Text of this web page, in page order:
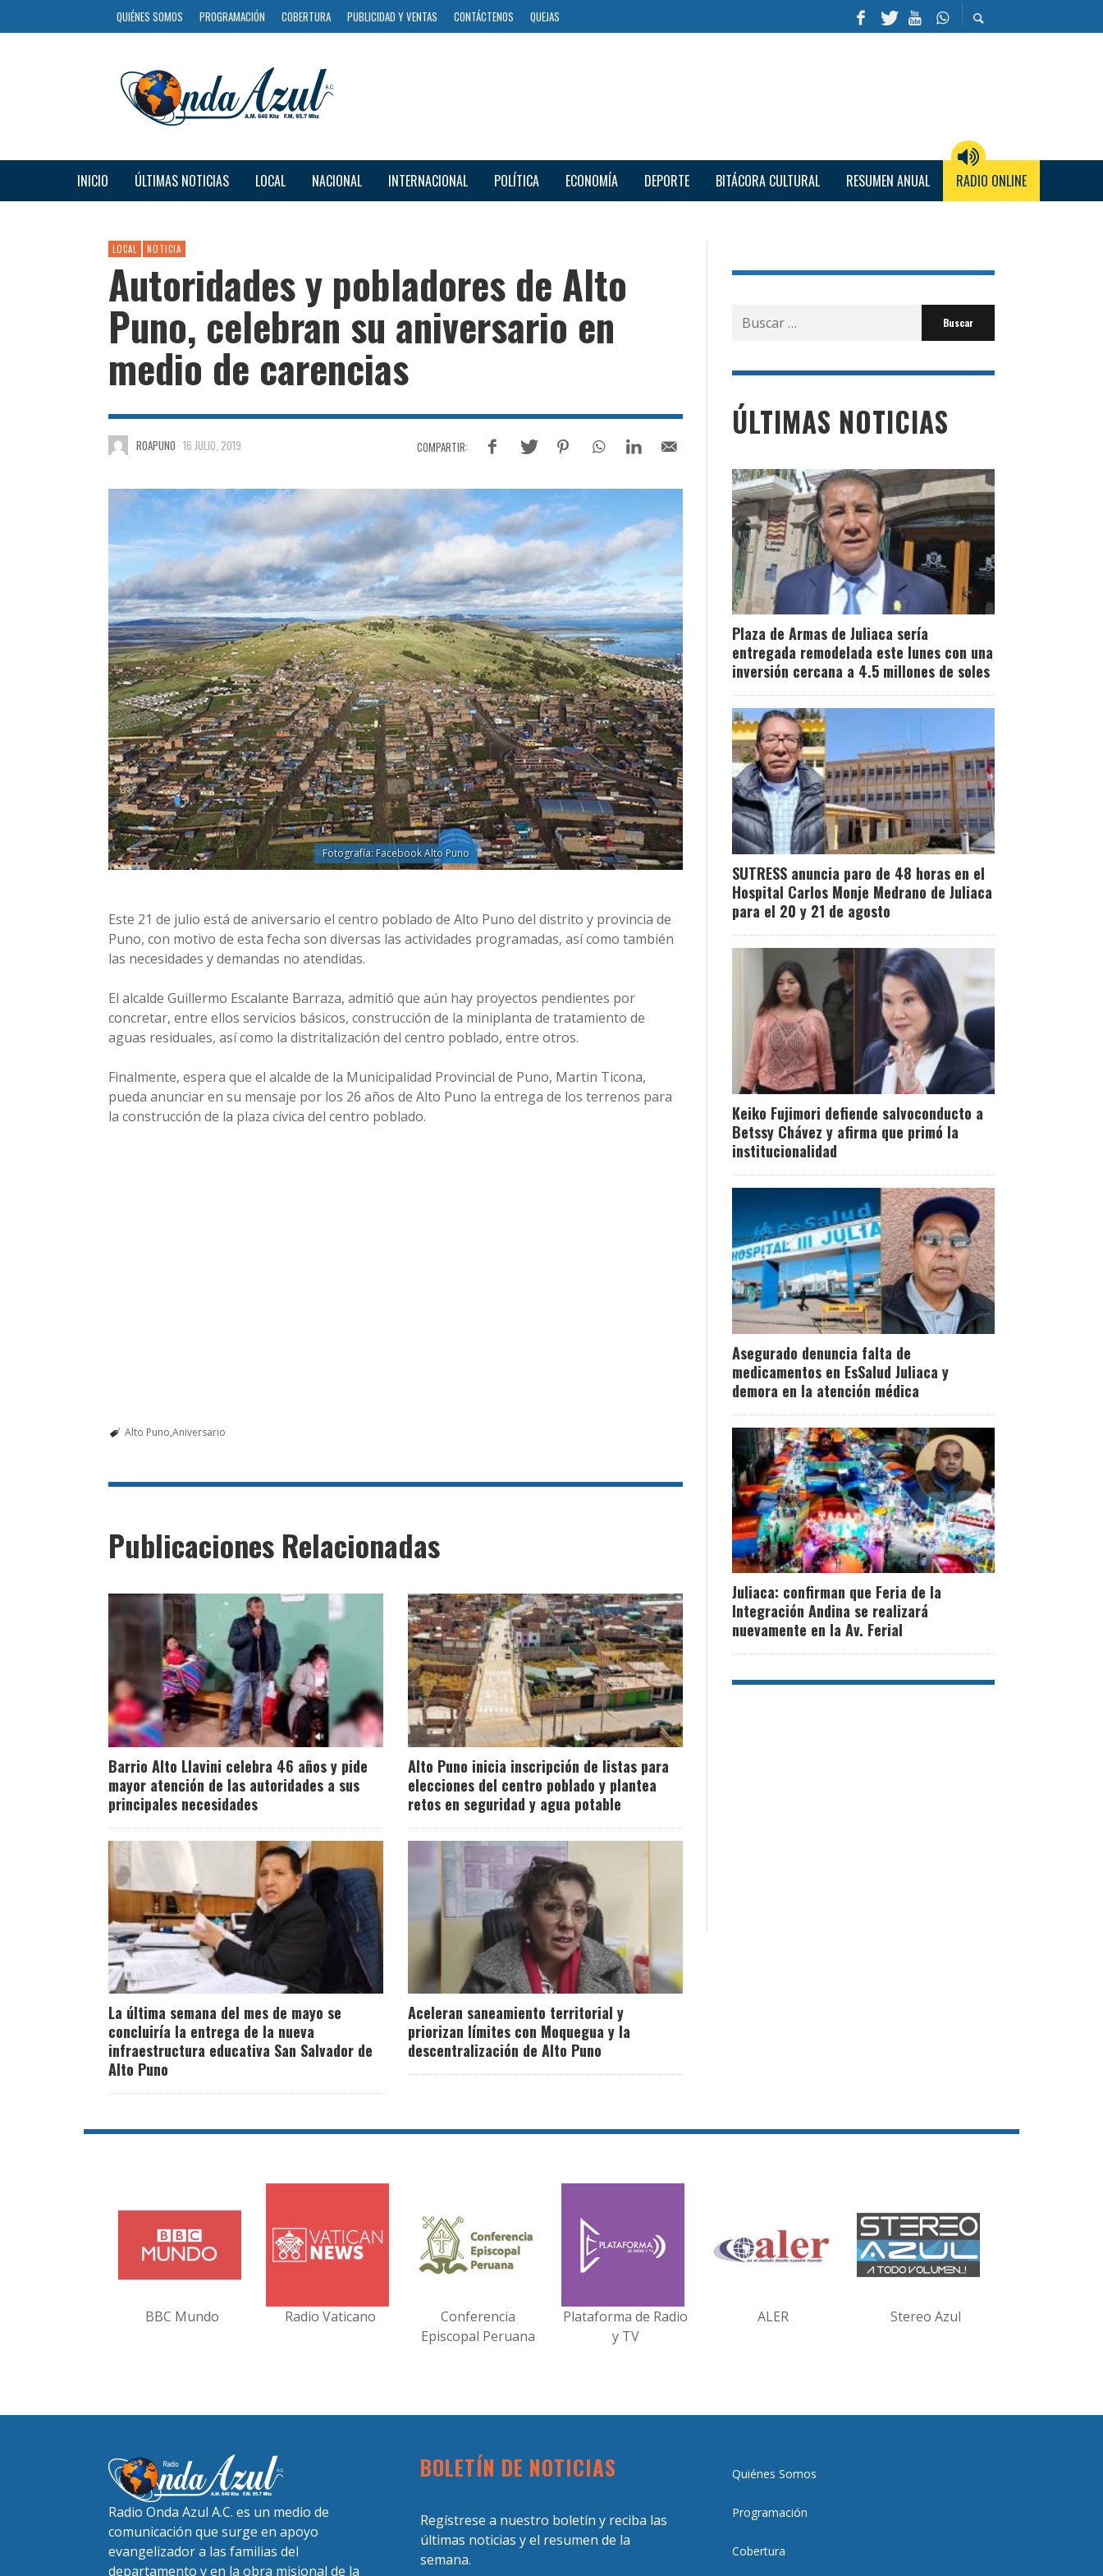
QUIÉNES SOMOS PROGRAMACIÓN COBERTURA PUBLICIDAD Y VENTAS CONTÁCTENOS QUEJAS
INICIO ÚLTIMAS NOTICIAS LOCAL NACIONAL INTERNACIONAL POLÍTICA ECONOMÍA DEPORTE BITÁCORA CULTURAL RESUMEN ANUAL RADIO ONLINE
LOCAL NOTICIA
Autoridades y pobladores de Alto
Puno, celebran su aniversario en
medio de carencias
ROAPUNO 16 JULIO, 2019
Fotografía: Facebook Alto Puno
Este 21 de julio está de aniversario el centro poblado de Alto Puno del distrito y provincia de
Puno, con motivo de esta fecha son diversas las actividades programadas, así como también
las necesidades y demandas no atendidas.
El alcalde Guillermo Escalante Barraza, admitió que aún hay proyectos pendientes por
concretar, entre ellos servicios básicos, construcción de la miniplanta de tratamiento de
aguas residuales, así como la distritalización del centro poblado, entre otros.
Finalmente, espera que el alcalde de la Municipalidad Provincial de Puno, Martin Ticona,
pueda anunciar en su mensaje por los 26 años de Alto Puno la entrega de los terrenos para
la construcción de la plaza cívica del centro poblado.
Alto Puno Aniversario
Publicaciones Relacionadas
Barrio Alto Llavini celebra 46 años y pide
mayor atención de las autoridades a sus
principales necesidades
Alto Puno inicia inscripción de listas para
elecciones del centro poblado y plantea
retos en seguridad y agua potable
La última semana del mes de mayo se
concluiría la entrega de la nueva
infraestructura educativa San Salvador de
Alto Puno
Aceleran saneamiento territorial y
priorizan límites con Moquegua y la
descentralización de Alto Puno
Buscar
por:
ÚLTIMAS NOTICIAS
Plaza de Armas de Juliaca sería
entregada remodelada este lunes con una
inversión cercana a 4.5 millones de soles
SUTRESS anuncia paro de 48 horas en el
Hospital Carlos Monje Medrano de Juliaca
para el 20 y 21 de agosto
Keiko Fujimori defiende salvoconducto a
Betssy Chávez y afirma que primó la
institucionalidad
Asegurado denuncia falta de
medicamentos en EsSalud Juliaca y
demora en la atención médica
Juliaca: confirman que Feria de la
Integración Andina se realizará
nuevamente en la Av. Ferial
BBC Mundo Radio Vaticano
Conferencia
Episcopal Peruana
Plataforma de Radio
y TV
ALER Stereo Azul
Radio Onda Azul A.C. es un medio de
comunicación que surge en apoyo
evangelizador a las familias del
departamento y en la obra misional de la
BOLETÍN DE NOTICIAS
Regístrese a nuestro boletín y reciba las
últimas noticias y el resumen de la
semana.
Quiénes Somos
Programación
Cobertura